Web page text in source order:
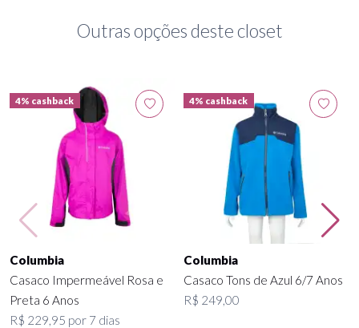
Outras opções deste closet
4% cashback
Columbia
Casaco Impermeável Rosa e
Preta 6 Anos
R$ 229,95 por 7 dias
4% cashback
Columbia
Casaco Tons de Azul 6/7 Anos
R$ 249,00